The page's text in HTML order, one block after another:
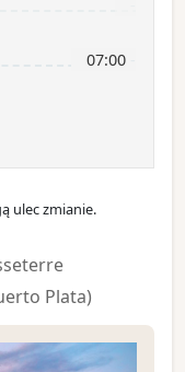
07:00
ulec zmianie.
Plata)